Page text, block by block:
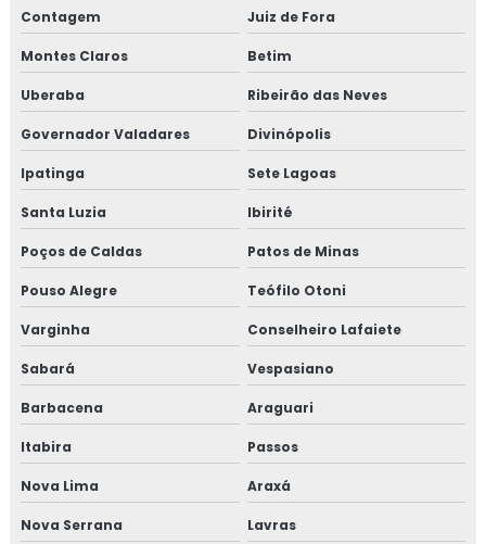
Isolamento térmico industrial rio de janeiro
Isolamento térmico industrial rj
Isolamento térmico interno
Isolamento térmico offshore petrolífero
Isolamento térmico para container
Isolamento térmico para funilaria industrial
Isolamento térmico para galpão de armazenagem
Isolamento térmico para galpão industrial
Contagem Juiz de Fora
Montes Claros Betim
Uberaba Ribeirão das Neves
Governador Valadares Divinópolis
Ipatinga Sete Lagoas
Santa Luzia Ibirité
Poços de Caldas Patos de Minas
Pouso Alegre Teófilo Otoni
Varginha Conselheiro Lafaiete
Sabará Vespasiano
Barbacena Araguari
Itabira Passos
Nova Lima Araxá
Nova Serrana Lavras